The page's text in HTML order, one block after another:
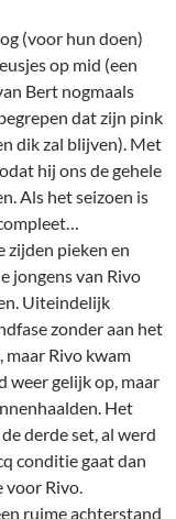
(voor hun doen)
op mid (een
Bert nogmaals
dat zijn pink
dik zal blijven). Met
hij ons de gehele
Als het seizoen is
zijden pieken en
jongens van Rivo
Uiteindelijk
zonder aan het
maar Rivo kwam
weer gelijk op, maar
Het
derde set, al werd
conditie gaat dan
voor Rivo.
ruime achterstand